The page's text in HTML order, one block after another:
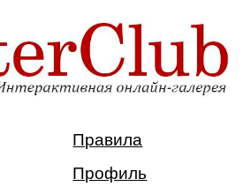
Правила
Профиль